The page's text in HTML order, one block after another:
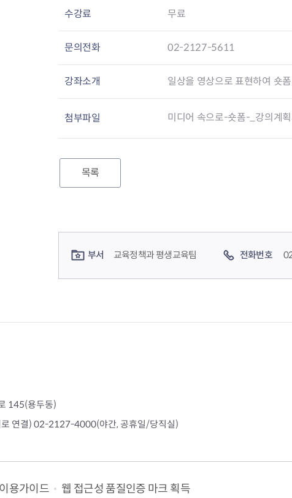
수강료 무료
문의전화 02-2127-5611
강좌소개 일상을 영상으로 표현하여 숏
첨부파일 미디어 속으로-숏폼-_강의계
목록
부서 교육정책과 평생교육팀 전화번호
145(용두동)
연결) 02-2127-4000(야간, 공휴일/당직실)
용가이드 웹 접근성 품질인증 마크 획득